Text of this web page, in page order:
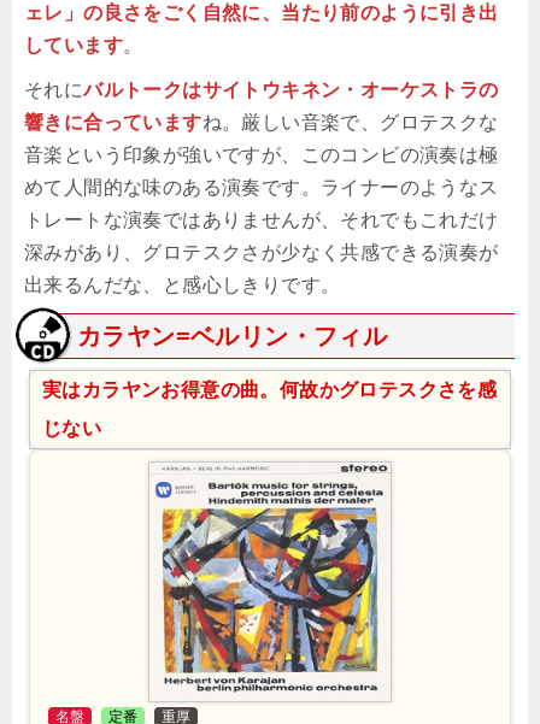
ェレ」の良さをごく自然に、当たり前のように引き出
しています。
それにバルトークはサイトウキネン・オーケストラの
響きに合っていますね。厳しい音楽で、グロテスクな
音楽という印象が強いですが、このコンビの演奏は極
めて人間的な味のある演奏です。ライナーのようなス
トレートな演奏ではありませんが、それでもこれだけ
深みがあり、グロテスクさが少なく共感できる演奏が
出来るんだな、と感心しきりです。
カラヤン=ベルリン・フィル
実はカラヤンお得意の曲。何故かグロテスクさを感
じない
名盤 定番 重厚